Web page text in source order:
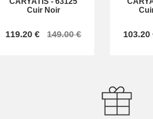
Cuir Noir
119.20 € 149.00 € 103.20